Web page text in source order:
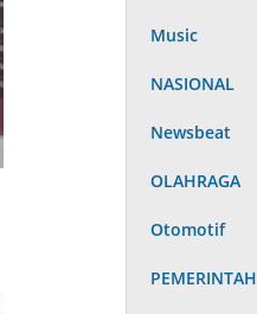
Music
NASIONAL
Newsbeat
OLAHRAGA
Otomotif
PEMERINTAH